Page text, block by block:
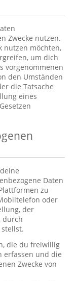
Zwecke nutzen.
nutzen möchten,
um dich
vorgenommenen
den Umständen
die Tatsache
eines
Daten
zu
oder
der
durch
die du freiwillig
erfassen und die
Zwecke von